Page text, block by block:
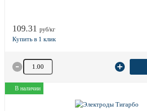
109.31 руб/кг
Количество товара
В наличии